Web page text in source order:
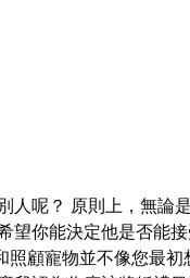
人呢？ 原則上，無論
望你能決定他是否能接
顧寵物並不像您最初